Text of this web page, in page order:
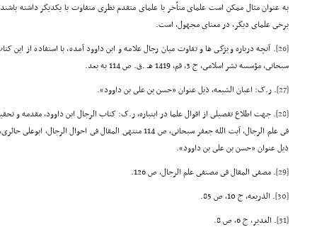
به عنوان مثال ممکن است علماى متأخر با علماى متقدم نظرى متفاوت با یکدیگر داشته
برخى علماى دیگر، در معناى مجهول، است.
[26]
. آنچه درباره ویژگى ها و تفاوت میان رجال علامه و ابن داوود آمده، با استفاده از
سبحانى، مؤسسه نشر اسلامى، ج 3، قم، 1419 هـ .ق. ص 114 به بعد.
[27]
. ر.ک: اعیان الشیعه، ذیل عنوان «حسن بن على بن داوود».
[28]
ذیل عنوان «حسن بن على بن داوود».
[29]
. مصفى المقال فى مصنفى علم الرجال، ص 126.
[30]
. الذریعه، ج 10، ص 85.
[31]
. الغدیر، ج 6، ص 8.